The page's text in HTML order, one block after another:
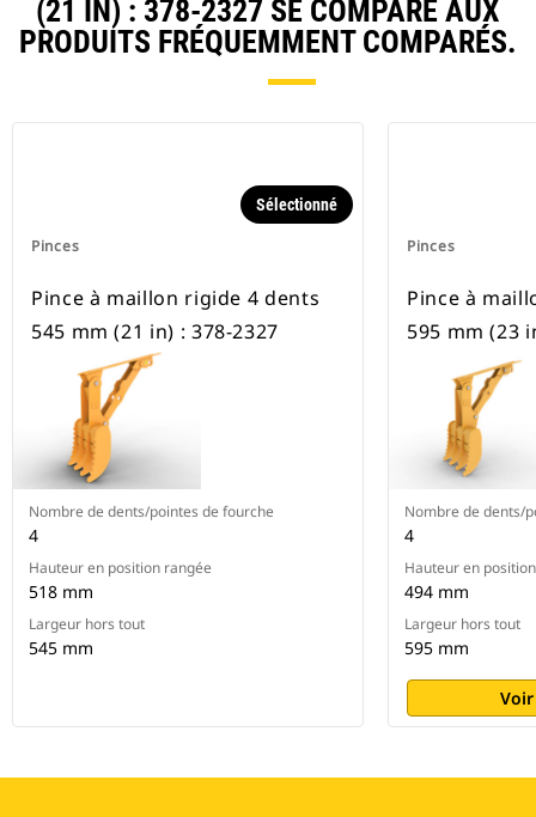
(21 IN) : 378-2327 SE COMPARE AUX
PRODUITS FRÉQUEMMENT COMPARÉS.
Pinces
Sélectionné
Pince à maillon rigide 4 dents
545 mm (21 in) : 378-2327
Nombre de dents/pointes de fourche
4
Hauteur en position rangée
518 mm
Largeur hors tout
545 mm
Pinces
Pince à
595 mm (23
Nombre de dents/
4
Hauteur en
494 mm
Largeur hors tout
595 mm